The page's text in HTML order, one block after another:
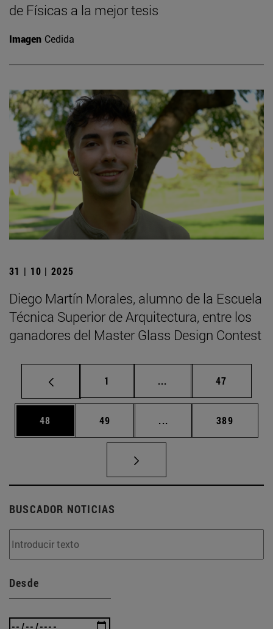
de Físicas a la mejor tesis
Imagen Cedida
31 | 10 | 2025
Diego Martín Morales, alumno de la Escuela
Técnica Superior de Arquitectura, entre los
ganadores del Master Glass Design Contest
Página
1 ... Páginas intermedias
Página
47
Página
48 Página
49 ... Páginas intermedias
Página
389
BUSCADOR NOTICIAS
Desde